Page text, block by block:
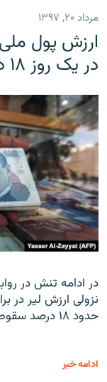
مرداد ۲۰, ۱۳۹۷
ارزش پول ملی
در یک روز ۱۸ درصد سقوط کرد
در ادامه تنش در
نزولی ارزش لیر در
حدود ۱۸ درصد سقوط کرد.
ادامه خبر